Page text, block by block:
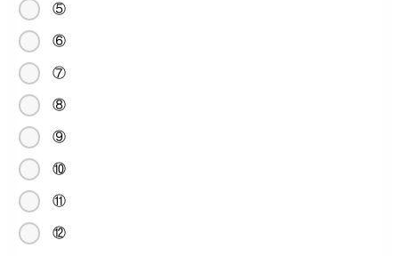
⑤
⑥
⑦
⑧
⑨
⑩
⑪
⑫